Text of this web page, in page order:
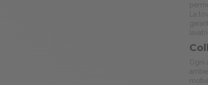
La
Ogni